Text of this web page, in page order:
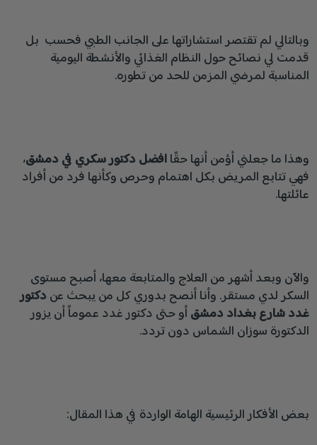
وبالتالي لم تقتصر استشاراتها على الجانب الطبي فحسب بل
قدمت لي نصائح حول النظام الغذائي والأنشطة اليومية
المناسبة لمرضي المزمن للحد من تطوره.
وهذا ما جعلني أؤمن أنها حقًاافضل دكتور سكري في دمشق،
فهي تتابع المريض بكل اهتمام وحرص وكأنها فرد من أفراد
عائلتها.
والآن وبعد أشهر من العلاج والمتابعة معها، أصبح مستوى
السكر لدي مستقر. وأنا أنصح بدوري كل من يبحث عن دكتور
غدد شارع بغداد دمشقأو حتى دكتور غدد عموماً أن يزور
الدكتورة سوزان الشماس دون تردد.
بعض الأفكار الرئيسية الهامة الواردة في هذا المقال: